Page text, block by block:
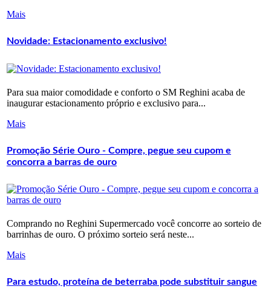
Mais
Novidade: Estacionamento exclusivo!
Para sua maior comodidade e conforto o SM Reghini acaba de
inaugurar estacionamento próprio e exclusivo para...
Mais
Promoção Série Ouro - Compre, pegue seu cupom e
concorra a barras de ouro
Comprando no Reghini Supermercado você concorre ao sorteio de
barrinhas de ouro. O próximo sorteio será neste...
Mais
Para estudo, proteína de beterraba pode substituir sangue